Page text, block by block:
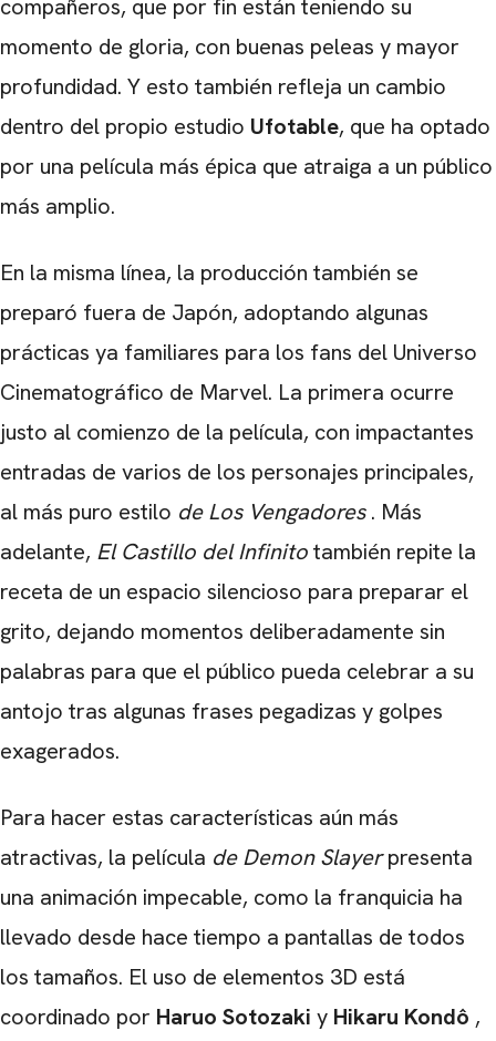
compañeros, que por fin están teniendo su
momento de gloria, con buenas peleas y mayor
profundidad. Y esto también refleja un cambio
dentro del propio estudio Ufotable, que ha optado
por una película más épica que atraiga a un público
más amplio.
En la misma línea, la producción también se
preparó fuera de Japón, adoptando algunas
prácticas ya familiares para los fans del Universo
Cinematográfico de Marvel. La primera ocurre
justo al comienzo de la película, con impactantes
entradas de varios de los personajes principales,
al más puro estilo de Los Vengadores. Más
adelante, El Castillo del Infinitotambién repite la
receta de un espacio silencioso para preparar el
grito, dejando momentos deliberadamente sin
palabras para que el público pueda celebrar a su
antojo tras algunas frases pegadizas y golpes
exagerados.
Para hacer estas características aún más
atractivas, la película de Demon Slayerpresenta
una animación impecable, como la franquicia ha
llevado desde hace tiempo a pantallas de todos
los tamaños. El uso de elementos 3D está
coordinado por Haruo Sotozaki y Hikaru Kondô ,